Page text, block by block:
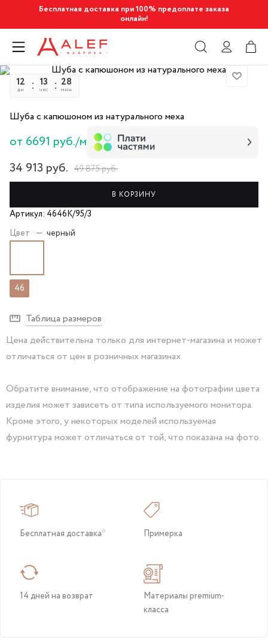
Бесплатная доставка при 100% предоплате заказа
онлайн!
12
дн
13
час
28
мин
Шуба с капюшоном из натурального меха
от 6691 руб./м
34 913 руб. 49 875руб.
В КОРЗИНУ
Артикул: 4646К/95/3
Цвет — черный
46
Таблица размеров
Цена действительна только для интернет-магазина и может
отличаться от цен в розничных магазинах
Обратите внимание, что отображение на фотографии цвета
изделия может зависеть от типа используемого монитора.
Кроме этого, у некоторых моделей используемая
фурнитура может отличаться от той, что показана на фото.
Бесплатная доставка* Примерка
14 дней на возврат
Материалы premium-
класса